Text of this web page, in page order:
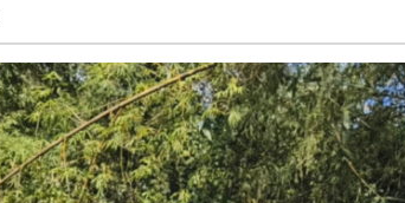
Faisal